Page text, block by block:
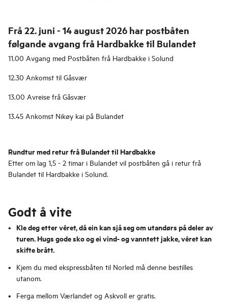
Frå 22. juni - 14 august 2026 har postbåten
følgande avgang frå Hardbakke til Bulandet
​​​​11.00 Avgang med Postbåten frå Hardbakke i Solund
12.30 Ankomst til Gåsvær
13.00 Avreise frå Gåsvær
13.45 Ankomst Nikøy kai på Bulandet
Rundtur med retur frå Bulandet til Hardbakke
Etter om lag 1,5 - 2 timar i Bulandet vil postbåten gå i retur frå
Bulandet til Hardbakke i Solund.
Godt å vite
Kle deg etter vêret, då ein kan sjå seg om utandørs på deler av
turen. Hugs gode sko og ei vind- og vanntett jakke, vêret kan
skifte brått.
Kjem du med ekspressbåten til Norled må denne bestilles
utanom.
Ferga mellom Værlandet og Askvoll er gratis.